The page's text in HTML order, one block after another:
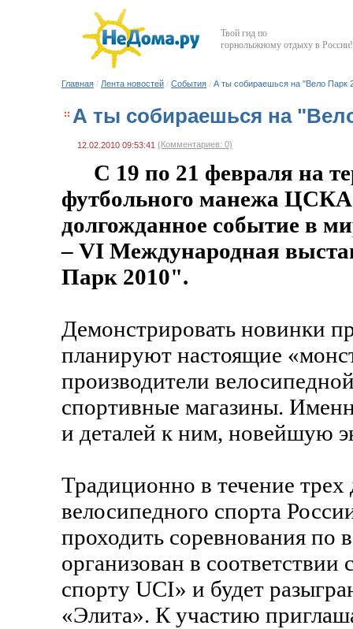
Твой гид по
горнолыжному отдыху в России!
Главная / Лента новостей / События / А ты собираешься на "Вело Парк
А ты собираешься на
12.02.2010 09:53:41 (Комментариев: 0)
С 19 по 21 февраля на
футбольного манежа ЦСКА
долгожданное событие в
– VI Международная
Парк 2010".
Демонстрировать новинки
планируют настоящие
производители
спортивные магазины.
и деталей к ним, новейшую
Традиционно в течение
велосипедного спорта
проходить соревнования по
организован в
спорту UCI» и будет
«Элита». К участию